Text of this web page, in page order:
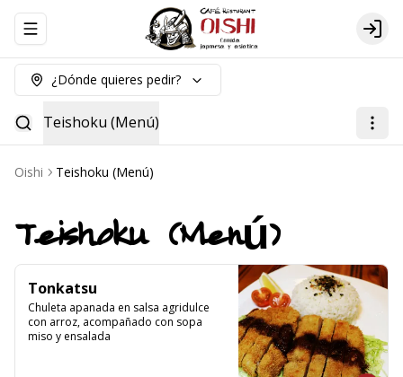
Abrir menu de navegación Login
¿Dónde quieres pedir?
Teishoku (Menú)
Oishi Teishoku (Menú)
Teishoku (Menú)
Tonkatsu
Chuleta apanada en salsa agridulce
con arroz, acompañado con sopa
miso y ensalada